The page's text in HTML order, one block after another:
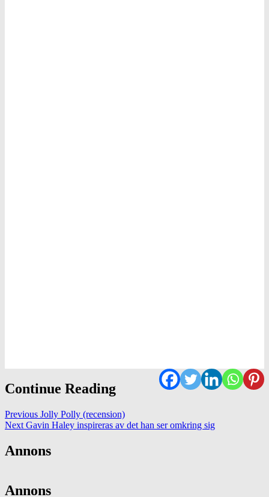
Continue Reading
Previous Jolly Polly (recension)
Next Gavin Haley inspireras av det han ser omkring sig
Annons
Annons